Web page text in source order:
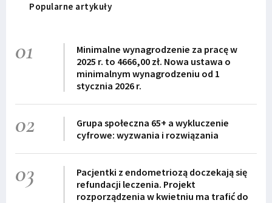
Popularne artykuły
01
Minimalne wynagrodzenie za pracę w
2025 r. to 4666,00 zł. Nowa ustawa o
minimalnym wynagrodzeniu od 1
stycznia 2026 r.
02
Grupa społeczna 65+ a wykluczenie
cyfrowe: wyzwania i rozwiązania
03
Pacjentki z endometriozą doczekają się
refundacji leczenia. Projekt
rozporządzenia w kwietniu ma trafić do